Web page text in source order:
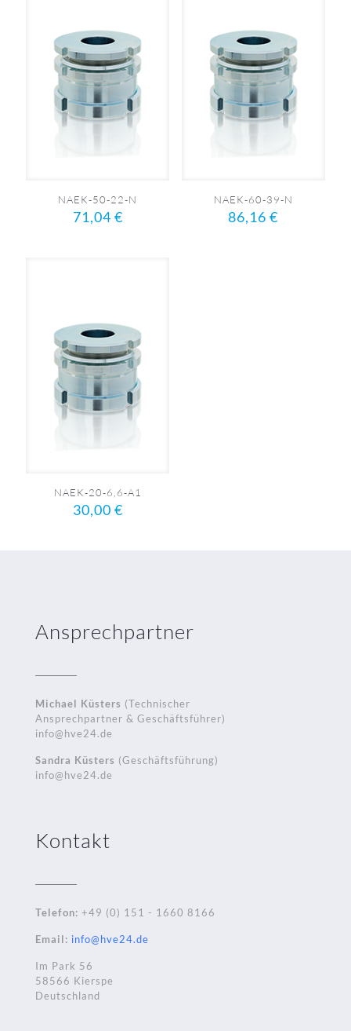
NAEK-50-22-N
71,04 €
NAEK-60-39-N
86,16€
NAEK-20-6,6-A1
30,00 €
Ansprechpartner
Michael Küsters (Technischer
Ansprechpartner & Geschäftsführer)
info@hve24.de
Sandra Küsters (Geschäftsführung)
info@hve24.de
Kontakt
Telefon: +49 (0) 151 - 1660 8166
Email: info@hve24.de
Im Park 56
58566 Kierspe
Deutschland